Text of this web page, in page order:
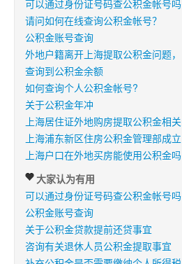
可以通过身份证号码查公积金帐号吗
请问如何在线查询公积金帐号？
公积金账号查询
外地户籍离开上海提取公积金问题，
查询到公积金余额
如何查询个人公积金帐号?
关于公积金年冲
上海居住证外地购房提取公积金相关
上海浦东新区住房公积金管理部成立
上海户口在外地买房能使用公积金吗
大家认为有用
可以通过身份证号码查公积金帐号吗
公积金账号查询
关于公积金贷款提前还贷事宜
咨询有关退休人员公积金提取事宜